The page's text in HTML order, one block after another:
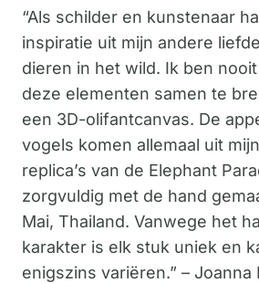
“Als schilder en kunstenaar
inspiratie uit mijn andere
dieren in het wild. Ik ben
deze elementen samen te
een 3D-olifantcanvas. De
vogels komen allemaal uit
replica’s van de Elephant
zorgvuldig met de hand
Mai, Thailand. Vanwege het
karakter is elk stuk uniek en
enigszins variëren.” – Joanna